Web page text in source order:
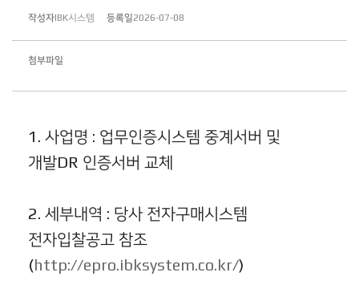
작성자IBK시스템 등록일2026-07-08
첨부파일
1. 사업명 : 업무인증시스템 중계서버 및
개발DR 인증서버 교체
2. 세부내역 : 당사 전자구매시스템
전자입찰공고 참조
(http://epro.ibksystem.co.kr/)